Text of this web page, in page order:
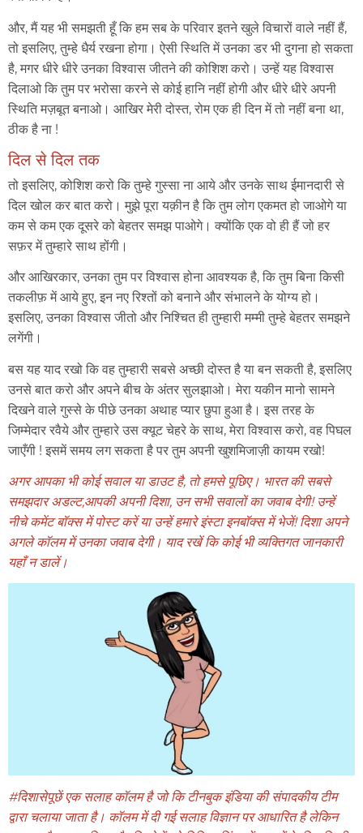
और, मैं यह भी समझती हूँ कि हम सब के परिवार इतने खुले विचारों वाले नहीं हैं,
तो इसलिए, तुम्हे धैर्य रखना होगा। ऐसी स्थिति में उनका डर भी दुगना हो सकता
है, मगर धीरे धीरे उनका विश्वास जीतने की कोशिश करो। उन्हें यह विश्वास
दिलाओ कि तुम पर भरोसा करने से कोई हानि नहीं होगी और धीरे धीरे अपनी
स्थिति मज़बूत बनाओ। आखिर मेरी दोस्त, रोम एक ही दिन में तो नहीं बना था,
ठीक है ना !
दिल से दिल तक
तो इसलिए, कोशिश करो कि तुम्हे गुस्सा ना आये और उनके साथ ईमानदारी से
दिल खोल कर बात करो। मुझे पूरा यक़ीन है कि तुम लोग एकमत हो जाओगे या
कम से कम एक दूसरे को बेहतर समझ पाओगे। क्योंकि एक वो ही हैं जो हर
सफ़र में तुम्हारे साथ होंगी।
और आखिरकार, उनका तुम पर विश्वास होना आवश्यक है, कि तुम बिना किसी
तकलीफ़ में आये हुए, इन नए रिश्तों को बनाने और संभालने के योग्य हो।
इसलिए, उनका विश्वास जीतो और निश्चित ही तुम्हारी मम्मी तुम्हे बेहतर समझने
लगेंगी।
बस यह याद रखो कि वह तुम्हारी सबसे अच्छी दोस्त है या बन सकती है, इसलिए
उनसे बात करो और अपने बीच के अंतर सुलझाओ। मेरा यकीन मानो सामने
दिखने वाले गुस्से के पीछे उनका अथाह प्यार छुपा हुआ है। इस तरह के
जिम्मेदार रवैये और तुम्हारे उस क्यूट चेहरे के साथ, मेरा विश्वास करो, वह पिघल
जाएँगी ! इसमें समय लग सकता है पर तुम अपनी खुशमिजाज़ी कायम रखो!
अगर आपका भी कोई सवाल या डाउट है, तो हमसे पूछिए। भारत की सबसे
समझदार अडल्ट,आपकी अपनी दिशा, उन सभी सवालों का जवाब देगी! उन्हें
नीचे कमेंट बॉक्स में पोस्ट करें या उन्हें हमारेइंस्टा इनबॉक्समें भेजें! दिशा अपने
अगले कॉलम में उनका जवाब देगी। याद रखें कि कोई भी व्यक्तिगत जानकारी
यहाँ न डालें।
#दिशासेपूछें एक सलाह कॉलम है जो कि टीनबुक इंडिया की संपादकीय टीम
द्वारा चलाया जाता है। कॉलम में दी गई सलाह विज्ञान पर आधारित है लेकिन